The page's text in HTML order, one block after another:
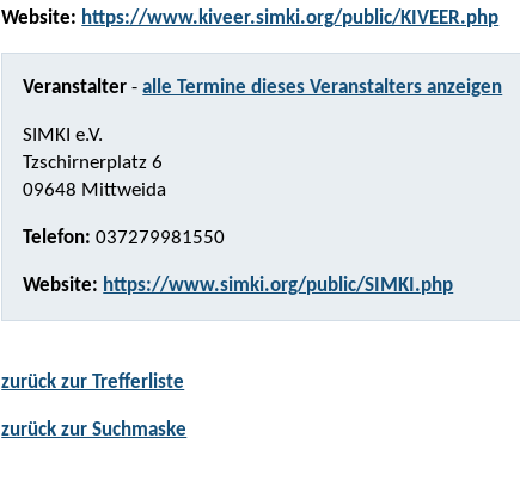
Website: https://www.kiveer.simki.org/public/KIVEER.php
Veranstalter -alle Termine dieses Veranstalters anzeigen
SIMKI e.V.
Tzschirnerplatz 6
09648 Mittweida
Telefon: 037279981550
Website: https://www.simki.org/public/SIMKI.php
zurück zur Trefferliste
zurück zur Suchmaske